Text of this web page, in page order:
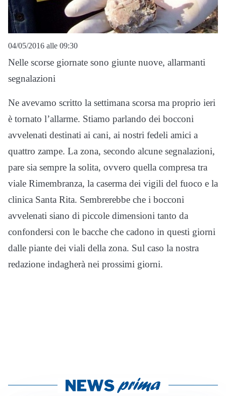
04/05/2016 alle 09:30
Nelle scorse giornate sono giunte nuove, allarmanti
segnalazioni
Ne avevamo scritto la settimana scorsa ma proprio ieri
è tornato l’allarme. Stiamo parlando dei bocconi
avvelenati destinati ai cani, ai nostri fedeli amici a
quattro zampe. La zona, secondo alcune segnalazioni,
pare sia sempre la solita, ovvero quella compresa tra
viale Rimembranza, la caserma dei vigili del fuoco e la
clinica Santa Rita. Sembrerebbe che i bocconi
avvelenati siano di piccole dimensioni tanto da
confondersi con le bacche che cadono in questi giorni
dalle piante dei viali della zona. Sul caso la nostra
redazione indagherà nei prossimi giorni.